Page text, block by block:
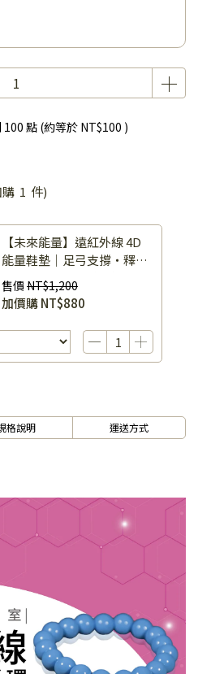
100 點 (約等於 NT$100 )
1 件)
【未來能量】遠紅外線 4D
能量鞋墊｜足弓支撐・釋放
足底壓力｜獨家礦晶抑菌防
臭（可裁剪）
售價 NT$1,200
加價購NT$880
格說明 運送方式